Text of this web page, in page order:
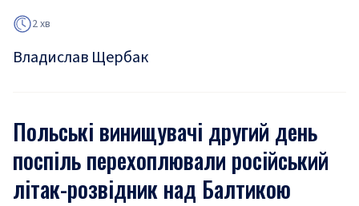
2 хв
Владислав Щербак
Польські винищувачі другий день
поспіль перехоплювали російський
літак-розвідник над Балтикою